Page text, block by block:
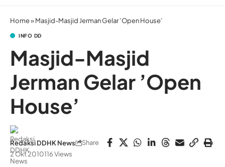
Home»Masjid-Masjid Jerman Gelar ’Open House’
INFO DD
Masjid-Masjid
Jerman Gelar ’Open
House’
Redaksi DDHK News
2 Okt 2010116 Views
Share